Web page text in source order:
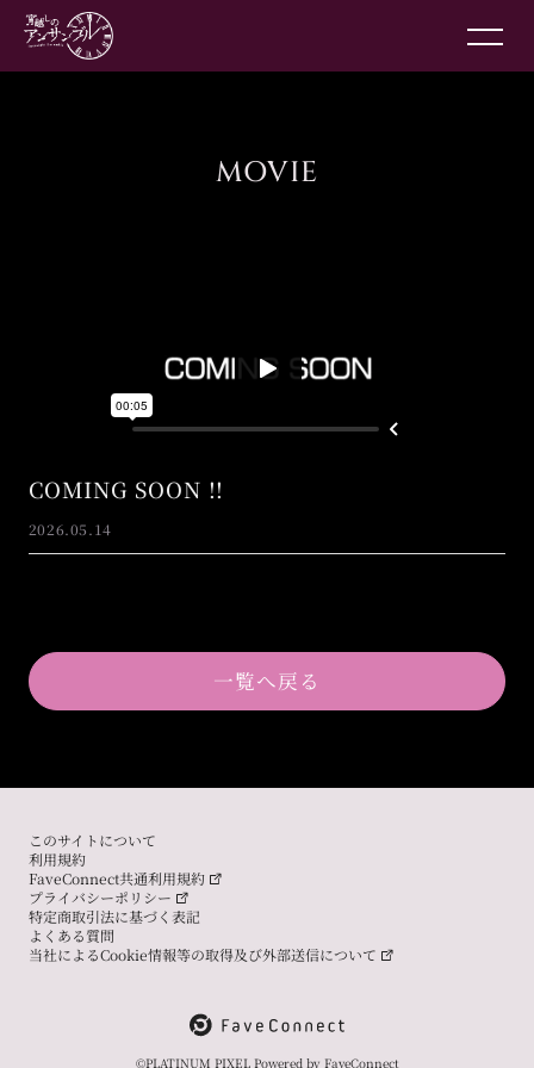
MOVIE
COMING SOON !!
2026.05.14
一覧へ戻る
このサイトについて
利用規約
FaveConnect共通利用規約
プライバシーポリシー
特定商取引法に基づく表記
よくある質問
当社によるCookie情報等の取得及び外部送信について
©PLATINUM PIXEL Powered by FaveConnect